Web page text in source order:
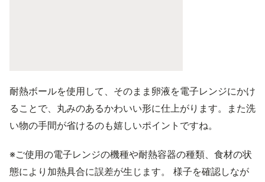
耐熱ボールを使用して、そのまま卵液を電子レンジにかけ
ることで、丸みのあるかわいい形に仕上がります。また洗
い物の手間が省けるのも嬉しいポイントですね。
※ご使用の電子レンジの機種や耐熱容器の種類、食材の状
態により加熱具合に誤差が生じます。 様子を確認しなが